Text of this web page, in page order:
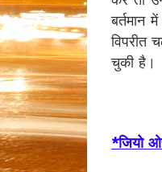
बर्तमान
विपरीत
चुकी है।
*जियो